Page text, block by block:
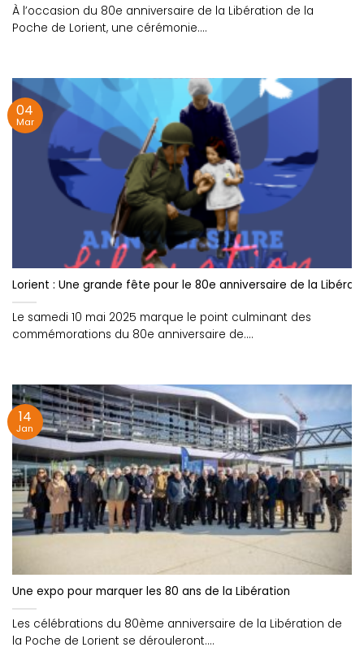
À l’occasion du 80e anniversaire de la Libération de la
Poche de Lorient, une cérémonie....
Lorient : Une grande fête pour le 80e anniversaire de la
Le samedi 10 mai 2025 marque le point culminant des
commémorations du 80e anniversaire de....
04
Mar
Une expo pour marquer les 80 ans de la Libération
Les célébrations du 80ème anniversaire de la Libération de
la Poche de Lorient se dérouleront....
14
Jan